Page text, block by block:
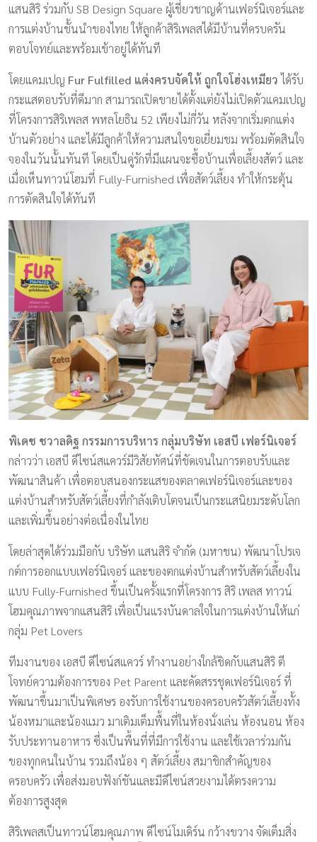
แสนสิริ ร่วมกับ SB Design Square ผู้เชี่ยวชาญด้านเฟอร์นิเจอร์และ
การแต่งบ้านชั้นนำของไทย ให้ลูกค้าสิริเพลสได้มีบ้านที่ครบครัน
ตอบโจทย์และพร้อมเข้าอยู่ได้ทันที
โดยแคมเปญ Fur Fulfilled แต่งครบจัดให้ ถูกใจโฮ่งเหมียวได้รับ
กระแสตอบรับที่ดีมาก สามารถเปิดขายได้ตั้งแต่ยังไม่เปิดตัวแคมเปญ
ที่โครงการสิริเพลส พหลโยธิน 52 เพียงไม่กี่วัน หลังจากเริ่มตกแต่ง
บ้านตัวอย่าง และได้มีลูกค้าให้ความสนใจขอเยี่ยมชม พร้อมตัดสินใจ
จองในวันนั้นทันที โดยเป็นคู่รักที่มีแผนจะซื้อบ้านเพื่อเลี้ยงสัตว์ และ
เมื่อเห็นทาวน์โฮมที่ Fully-Furnished เพื่อสัตว์เลี้ยง ทำให้กระตุ้น
การตัดสินใจได้ทันที
พิเดช ชวาลดิฐ กรรมการบริหาร กลุ่มบริษัท เอสบี เฟอร์นิเจอร์
กล่าวว่า เอสบี ดีไซน์สแควร์มีวิสัยทัศน์ที่ชัดเจนในการตอบรับและ
พัฒนาสินค้า เพื่อตอบสนองกระแสของตลาดเฟอร์นิเจอร์และของ
แต่งบ้านสำหรับสัตว์เลี้ยงที่กำลังเติบโตจนเป็นกระแสนิยมระดับโลก
และเพิ่มขึ้นอย่างต่อเนื่องในไทย
โดยล่าสุดได้ร่วมมือกับ บริษัท แสนสิริ จำกัด (มหาชน) พัฒนาโปรเจ
กต์การออกแบบเฟอร์นิเจอร์ และของตกแต่งบ้านสำหรับสัตว์เลี้ยงใน
แบบ Fully-Furnished ขึ้นเป็นครั้งแรกที่โครงการ สิริ เพลส ทาวน์
โฮมคุณภาพจากแสนสิริ เพื่อเป็นแรงบันดาลใจในการแต่งบ้านให้แก่
กลุ่ม Pet Lovers
ทีมงานของ เอสบี ดีไซน์สแควร์ ทำงานอย่างใกล้ชิดกับแสนสิริ ตี
โจทย์ความต้องการของ Pet Parent และคัดสรรชุดเฟอร์นิเจอร์ ที่
พัฒนาขึ้นมาเป็นพิเศษร องรับการใช้งานของครอบครัวสัตว์เลี้ยงทั้ง
น้องหมาและน้องแมว มาเติมเต็มพื้นที่ในห้องนั่งเล่น ห้องนอน ห้อง
รับประทานอาหาร ซึ่งเป็นพื้นที่ที่มีการใช้งาน และใช้เวลาร่วมกัน
ของทุกคนในบ้าน รวมถึงน้อง ๆ สัตว์เลี้ยง สมาชิกสำคัญของ
ครอบครัว เพื่อส่งมอบฟังก์ชันและมีดีไซน์สวยงามได้ตรงความ
ต้องการสูงสุด
สิริเพลสเป็นทาวน์โฮมคุณภาพ ดีไซน์โมเดิร์น กว้างขวาง จัดเต็มสิ่ง